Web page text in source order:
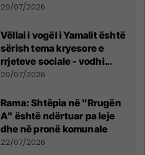
20/07/2026
Vëllai i vogël i Yamalit është
sërish tema kryesore e
rrjeteve sociale - vodhi
vëmendjen pas finales së
20/07/2026
Rama: Shtëpia në "Rrugën
A" është ndërtuar pa leje
dhe në pronë komunale
22/07/2026